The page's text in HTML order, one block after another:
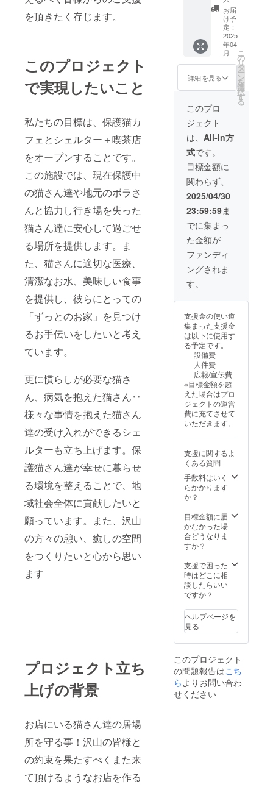
を頂きたく存じます。
このプロジェクト
で実現したいこと
私たちの目標は、保護猫カ
フェとシェルター＋喫茶店
をオープンすることです。
この施設では、現在保護中
の猫さん達や地元のボラさ
んと協力し行き場を失った
猫さん達に安心して過ごせ
る場所を提供します。ま
た、猫さんに適切な医療、
清潔なお水、美味しい食事
を提供し、彼らにとっての
「ずっとのお家」を見つけ
るお手伝いをしたいと考え
ています。
更に慣らしが必要な猫さ
ん、病気を抱えた猫さん‥
様々な事情を抱えた猫さん
達の受け入れができるシェ
ルターも立ち上げます。保
護猫さん達が幸せに暮らせ
る環境を整えることで、地
域社会全体に貢献したいと
願っています。また、沢山
の方々の憩い、癒しの空間
をつくりたいと心から思い
ます
プロジェクト立ち
上げの背景
お店にいる猫さん達の居場
所を守る事！沢山の皆様と
の約束を果たすべくまた来
て頂けるようなお店を作る
付）」
1日フ
リー券
はお店
に来て
チケッ
ト提示
しても
の日1日
フェで
遊んで
頂ける
もので
す。 お
店は名
古屋市
北区に
す。
（詳細
な住所
は後日
ご連絡
にて共
有、ま
ン時に
も全て
の方に
共有し
ます）
シェル
ター＋
喫茶店
も名古
屋市北
区にあ
りま
す。 現
在改修
工事予
つりは
でませ
ん ・期
間
2026.3
まで ・
指定の
させて
頂きま
す。
お届
け予
定：
2025
年04
月
詳細を見る
こ
の
リ
タ
ー
ン
を
選
択
す
る
このプロ
ジェクト
は、 All-In方
式です。
目標金額に
関わらず、
2025/04/30
23:59:59ま
でに集まっ
た金額が
ファンディ
ングされま
す。
支援金の使い道
集まった支援金
は以下に使用す
る予定です。
設備費
人件費
広報/宣伝費
※目標金額を超
えた場合はプロ
ジェクトの運営
費に充てさせて
いただきます。
支援に関するよ
くある質問
手数料はいく
らかかります
か？
目標金額に届
かなかった場
合どうなりま
すか？
支援で困った
時はどこに相
談したらいい
ですか？
ヘルプページを
見る
このプロジェクト
の問題報告はこち
らよりお問い合わ
せください